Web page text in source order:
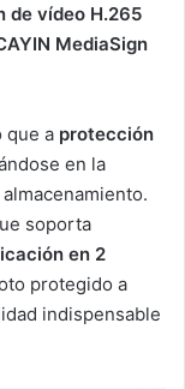
de vídeo H.265
MediaSign
que a protección
en la
soporta
en 2
protegido a
indispensable